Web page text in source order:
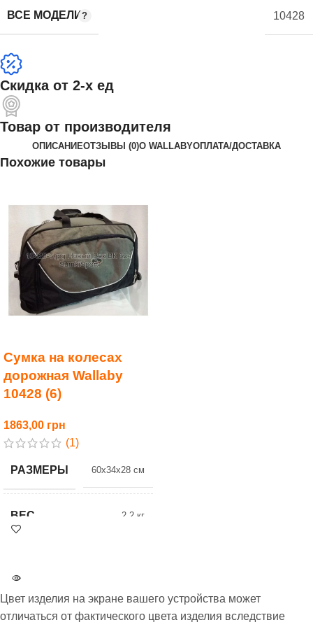
ВСЕ МОДЕЛИ 10428
Скидка от 2-х ед
Товар от производителя
ОПИСАНИЕОТЗЫВЫ (0)О WALLABYОПЛАТА/ДОСТАВКА
Похожие товары
Сумка на колесах
дорожная Wallaby
10428 (6)
1863,00
(1)
РАЗМЕРЫ 60x34x28 см
ВЕС 2.2 кг
РАЗМЕР M средний
Цвет изделия на экране вашего устройства может
отличаться от фактического цвета изделия вследствие